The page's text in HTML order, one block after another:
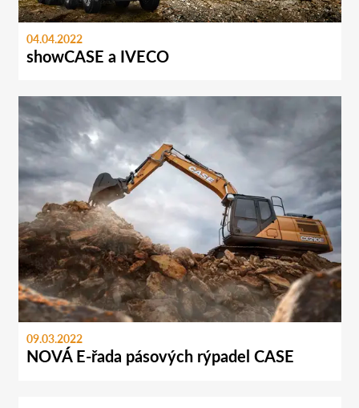
04.04.2022
showCASE a IVECO
09.03.2022
NOVÁ E-řada pásových rýpadel CASE